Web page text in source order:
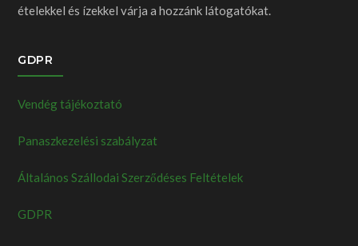
ételekkel és ízekkel várja a hozzánk látogatókat.
GDPR
Vendég tájékoztató
Panaszkezelési szabályzat
Általános Szállodai Szerződéses Feltételek
GDPR